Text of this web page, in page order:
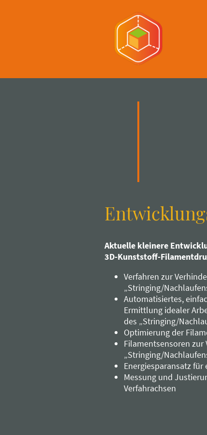
Aktuelle kleinere
3D-Kunststoff-
Verfahren zur
„Stringing/
Automatisiertes,
Ermittlung idealer
des „Stringing/
Optimierung der
Filamentsensoren zur
„Stringing/
Energiesparansatz
Messung und
Verfahrachsen